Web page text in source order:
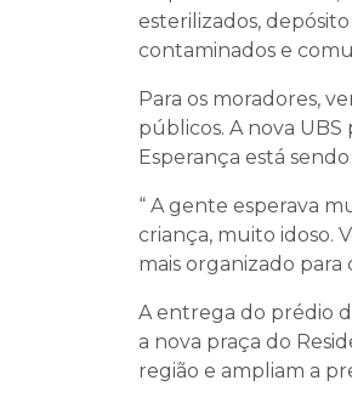
esterilizados,
contaminados e
Para os moradores,
públicos. A nova
Esperança está
“ A gente esperava
criança, muito idoso.
mais organizado para
A entrega do prédio
a nova praça do
região e ampliam a